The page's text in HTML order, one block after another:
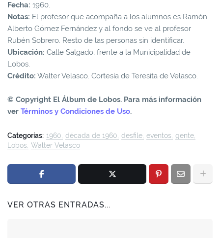
Fecha: 1960.
Notas: El profesor que acompaña a los alumnos es Ramón
Alberto Gómez Fernández y al fondo se ve al profesor
Rubén Sobrero. Resto de las personas sin identificar.
Ubicación: Calle Salgado, frente a la Municipalidad de
Lobos.
Crédito: Walter Velasco. Cortesía de Teresita de Velasco.
© Copyright El Álbum de Lobos. Para más información
ver Términos y Condiciones de Uso.
Categorías: 1960 década de 1960 desfile eventos gente
Lobos Walter Velasco
VER OTRAS ENTRADAS...